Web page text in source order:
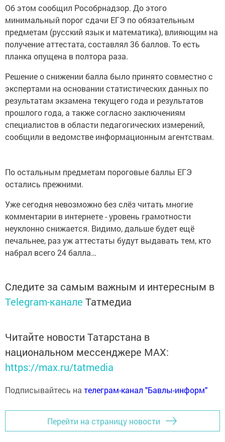
Об этом сообщил Рособрнадзор. До этого
минимальный порог сдачи ЕГЭ по обязательным
предметам (русский язык и математика), влияющим на
получение аттестата, составлял 36 баллов. То есть
планка опущена в полтора раза.
Решение о снижении балла было принято совместно с
экспертами на основании статистических данных по
результатам экзамена текущего года и результатов
прошлого года, а также согласно заключениям
специалистов в области педагогических измерений,
сообщили в ведомстве информационным агентствам.
По остальным предметам пороговые баллы ЕГЭ
остались прежними.
Уже сегодня невозможно без слёз читать многие
комментарии в интернете - уровень грамотности
неуклонно снижается. Видимо, дальше будет ещё
печальнее, раз уж аттестаты будут выдавать тем, кто
набрал всего 24 балла…
Следите за самым важным и интересным в
Telegram-канале Татмедиа
Читайте новости Татарстана в
национальном мессенджере MАХ:
https://max.ru/tatmedia
Подписывайтесь на телеграм-канал "Бавлы-информ"
Перейти на страницу новости